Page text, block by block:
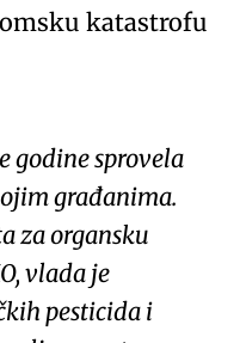
katastrofu
godine sprovela
građanima.
za organsku
vlada je
pesticida i